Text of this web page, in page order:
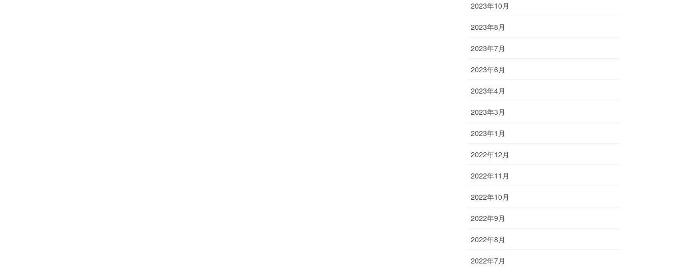
2023年10月
2023年8月
2023年7月
2023年6月
2023年4月
2023年3月
2023年1月
2022年12月
2022年11月
2022年10月
2022年9月
2022年8月
2022年7月